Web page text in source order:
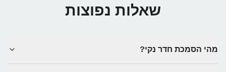
שאלות נפוצות
מהי הסמכת חדר נקי?